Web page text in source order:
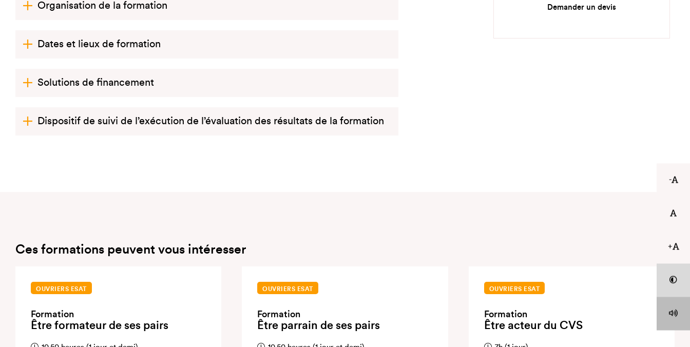
Organisation de la formation
Dates et lieux de formation
Solutions de financement
Dispositif de suivi de l’exécution de l’évaluation des résultats de la formation
Demander un devis
Ces formations peuvent vous intéresser
OUVRIERS ESAT
Formation
Être formateur de ses pairs
OUVRIERS ESAT
Formation
Être parrain de ses pairs
OUVRIERS ESAT
Formation
Être acteur du CVS
-
+